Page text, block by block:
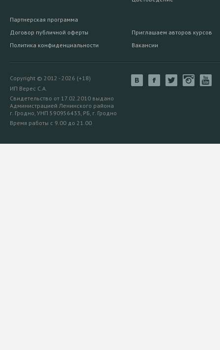
Партнерская программа
Договор публичной оферты
Политика конфиденциальности
Приглашаем авторов курсов
Вакансии
Copyright © 2012 - 2026 (+18)
ИП Верес С.А.
Свидетельство от 17.02.2010 выдано
Администрацией Ленинского района
г. Гродно, УНП 590956433, РБ, г. Гродно
Время работы с 9.00 до 21.00